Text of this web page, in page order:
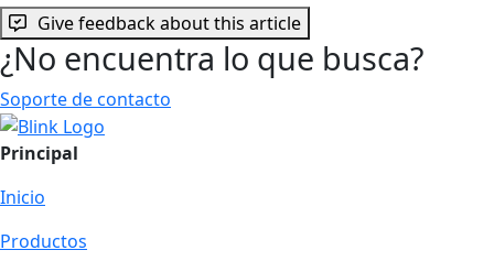
Give feedback about this article
¿No encuentra lo que busca?
Soporte de contacto
Principal
Inicio
Productos